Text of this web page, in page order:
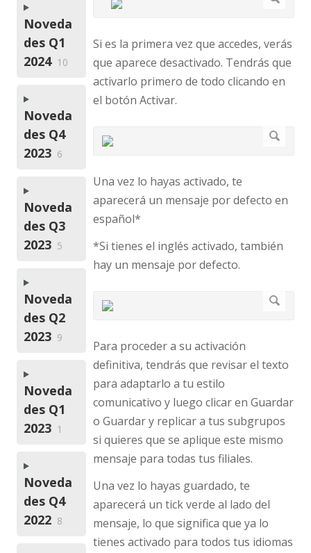
Si es la primera vez que accedes, verás
que aparece desactivado. Tendrás que
activarlo primero de todo clicando en
el botón Activar.
Una vez lo hayas activado, te
aparecerá un mensaje por defecto en
español*
*Si tienes el inglés activado, también
hay un mensaje por defecto.
Para proceder a su activación
definitiva, tendrás que revisar el texto
para adaptarlo a tu estilo
comunicativo y luego clicar en Guardar
o Guardar y replicar a tus subgrupos
si quieres que se aplique este mismo
mensaje para todas tus filiales.
Una vez lo hayas guardado, te
aparecerá un tick verde al lado del
mensaje, lo que significa que ya lo
tienes activado para todos tus idiomas
Noveda
des Q1
2024 10
Noveda
des Q4
2023 6
Noveda
des Q3
2023 5
Noveda
des Q2
2023 9
Noveda
des Q1
2023 1
Noveda
des Q4
2022 8